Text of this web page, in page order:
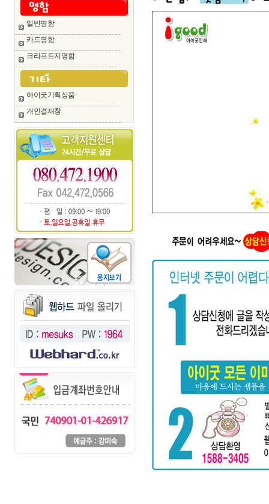
일반명함
카드명함
크라프트지명함
아이굿기획상품
개인결재창